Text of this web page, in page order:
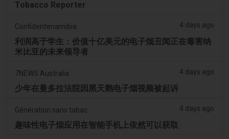
Tobacco Reporter
Confidentenamibia 4 days ago
利润高于学生：价值十亿美元的电子烟丑闻正在毒害纳
米比亚的未来领导者
7NEWS Australia 4 days ago
少年在曼多拉法院因黑天鹅电子烟视频被起诉
Génération sans tabac 4 days ago
趣味性电子烟应用在智能手机上依然可以获取